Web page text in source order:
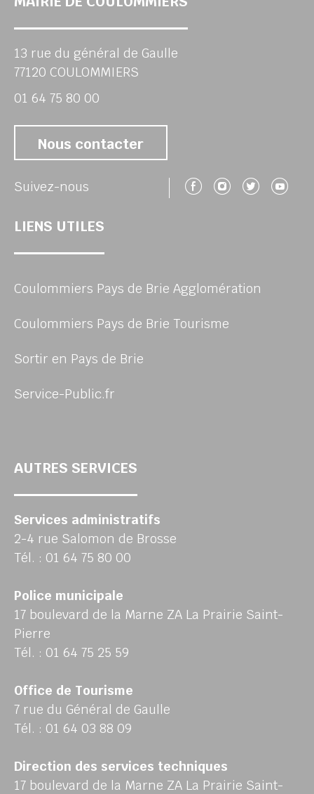
13 rue du général de Gaulle
77120 COULOMMIERS
01 64 75 80 00
Nous contacter
Suivez-nous Suivez-nous
Suivez-
LIENS UTILES
Coulommiers Pays de Brie Agglomération
Coulommiers Pays de Brie Tourisme
Sortir en Pays de Brie
Service-Public.fr
AUTRES SERVICES
Services administratifs
2-4 rue Salomon de Brosse
Tél. : 01 64 75 80 00
Police municipale
17 boulevard de la Marne ZA La Prairie Saint-
Pierre
Tél. : 01 64 75 25 59
Office de Tourisme
7 rue du Général de Gaulle
Tél. : 01 64 03 88 09
Direction des services techniques
17 boulevard de la Marne ZA La Prairie Saint-